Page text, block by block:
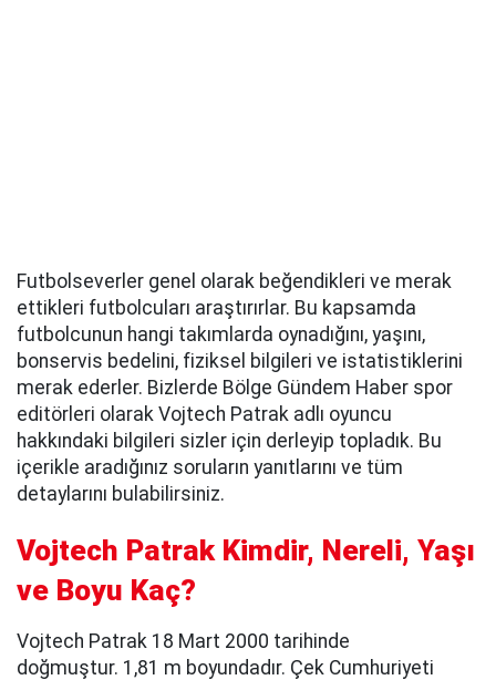
Futbolseverler genel olarak beğendikleri ve merak
ettikleri futbolcuları araştırırlar. Bu kapsamda
futbolcunun hangi takımlarda oynadığını, yaşını,
bonservis bedelini, fiziksel bilgileri ve istatistiklerini
merak ederler. Bizlerde Bölge Gündem Haber spor
editörleri olarak Vojtech Patrak adlı oyuncu
hakkındaki bilgileri sizler için derleyip topladık. Bu
içerikle aradığınız soruların yanıtlarını ve tüm
detaylarını bulabilirsiniz.
Vojtech Patrak Kimdir, Nereli, Yaşı
ve Boyu Kaç?
Vojtech Patrak 18 Mart 2000 tarihinde
doğmuştur. 1,81 m boyundadır. Çek Cumhuriyeti